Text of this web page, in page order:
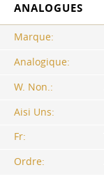
ANALOGUES
Marque:
Analogique:
W. Non.:
Aisi Uns:
Fr:
Ordre: